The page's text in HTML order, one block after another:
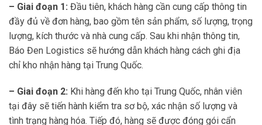
– Giai đoạn 1: Đầu tiên, khách hàng cần cung cấp thông tin
đầy đủ về đơn hàng, bao gồm tên sản phẩm, số lượng, trọng
lượng, kích thước và nhà cung cấp. Sau khi nhận thông tin,
Báo Đen Logistics sẽ hướng dẫn khách hàng cách ghi địa
chỉ kho nhận hàng tại Trung Quốc.
– Giai đoạn 2: Khi hàng đến kho tại Trung Quốc, nhân viên
tại đây sẽ tiến hành kiểm tra sơ bộ, xác nhận số lượng và
tình trạng hàng hóa. Tiếp đó, hàng sẽ được đóng gói cẩn